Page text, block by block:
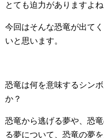
とても迫力がありますよね
今回はそんな恐竜が出て
いと思います。
恐竜は何を意味するシン
か？
恐竜から逃げる夢や、恐
る夢について、恐竜の夢